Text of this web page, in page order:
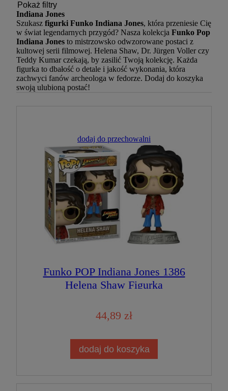
Pokaż filtry
Indiana Jones
Szukasz figurki Funko Indiana Jones, która przeniesie Cię
w świat legendarnych przygód? Nasza kolekcja Funko Pop
Indiana Jones to mistrzowsko odwzorowane postaci z
kultowej serii filmowej. Helena Shaw, Dr. Jürgen Voller czy
Teddy Kumar czekają, by zasilić Twoją kolekcję. Każda
figurka to dbałość o detale i jakość wykonania, która
zachwyci fanów archeologa w fedorze. Dodaj do koszyka
swoją ulubioną postać!
dodaj do przechowalni
Funko POP Indiana Jones 1386
Helena Shaw Figurka
44,89 zł
dodaj do koszyka